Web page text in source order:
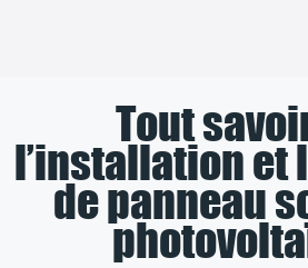
Tout
l’installation et
de panneau